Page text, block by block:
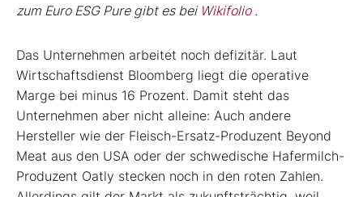
zum Euro ESG Pure gibt es bei Wikifolio .
Das Unternehmen arbeitet noch defizitär. Laut
Wirtschaftsdienst Bloomberg liegt die operative
Marge bei minus 16 Prozent. Damit steht das
Unternehmen aber nicht alleine: Auch andere
Hersteller wie der Fleisch-Ersatz-Produzent Beyond
Meat aus den USA oder der schwedische Hafermilch-
Produzent Oatly stecken noch in den roten Zahlen.